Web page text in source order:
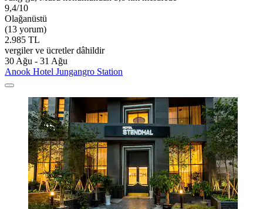
9,4/10
Olağanüstü
(13 yorum)
2.985 TL
vergiler ve ücretler dâhildir
30 Ağu - 31 Ağu
Anook Hotel Jungangro Station